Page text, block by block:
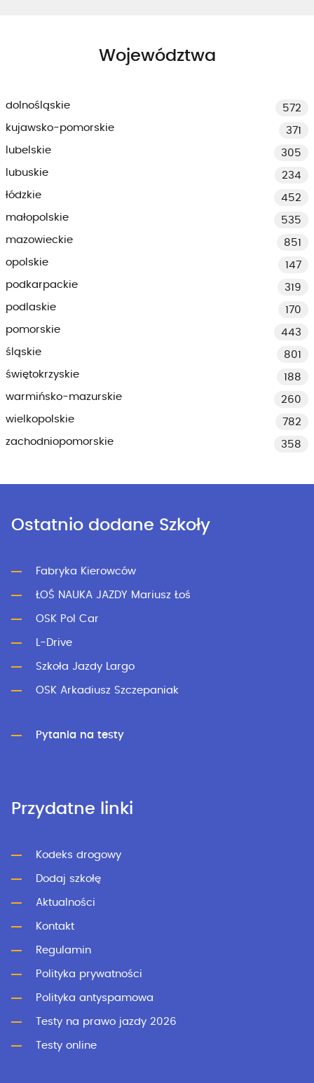
Województwa
dolnośląskie
572
kujawsko-pomorskie
371
lubelskie
305
lubuskie
234
łódzkie
452
małopolskie
535
mazowieckie
851
opolskie
147
podkarpackie
319
podlaskie
170
pomorskie
443
śląskie
801
świętokrzyskie
188
warmińsko-mazurskie
260
wielkopolskie
782
zachodniopomorskie
358
Ostatnio dodane Szkoły
Fabryka Kierowców
ŁOŚ NAUKA JAZDY Mariusz Łoś
OSK Pol Car
L-Drive
Szkoła Jazdy Largo
OSK Arkadiusz Szczepaniak
Pytania na testy
Przydatne linki
Kodeks drogowy
Dodaj szkołę
Aktualności
Kontakt
Regulamin
Polityka prywatności
Polityka antyspamowa
Testy na prawo jazdy 2026
Testy online